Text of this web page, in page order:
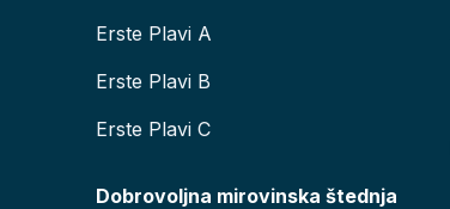
Erste Plavi A
Erste Plavi B
Erste Plavi C
Dobrovoljna mirovinska štednja